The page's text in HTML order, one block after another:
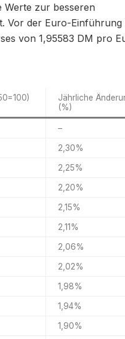
Werte zur besseren
Vor der Euro-
von 1,95583 DM pro
Jährliche
(%)
–
2,30%
2,25%
2,20%
2,15%
2,11%
2,06%
2,02%
1,98%
1,94%
1,90%